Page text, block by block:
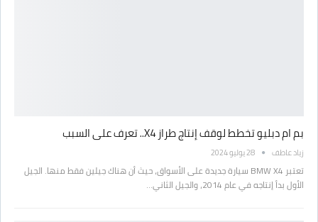
بم ام دبليو تخطط لوقف إنتاج طراز X4.. تعرف على السبب
زياد عاطف 28 يوليو 2024
تعتبر BMW X4 سيارة جديدة على الأسواق، حيث أن هناك جيلين فقط منها. الجيل
الأول بدأ إنتاجه في عام 2014، والجيل الثاني…